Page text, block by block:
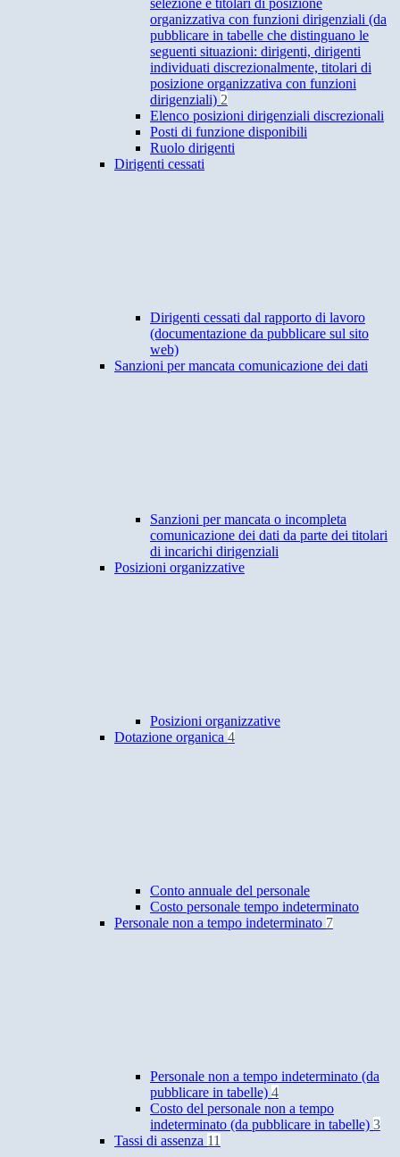
selezione e titolari di posizione
organizzativa con funzioni dirigenziali (da
pubblicare in tabelle che distinguano le
seguenti situazioni: dirigenti, dirigenti
individuati discrezionalmente, titolari di
posizione organizzativa con funzioni
dirigenziali) 2
Elenco posizioni dirigenziali discrezionali
Posti di funzione disponibili
Ruolo dirigenti
Dirigenti cessati
Dirigenti cessati dal rapporto di lavoro
(documentazione da pubblicare sul sito
web)
Sanzioni per mancata comunicazione dei dati
Sanzioni per mancata o incompleta
comunicazione dei dati da parte dei titolari
di incarichi dirigenziali
Posizioni organizzative
Posizioni organizzative
Dotazione organica 4
Conto annuale del personale
Costo personale tempo indeterminato
Personale non a tempo indeterminato 7
Personale non a tempo indeterminato (da
pubblicare in tabelle) 4
Costo del personale non a tempo
indeterminato (da pubblicare in tabelle) 3
Tassi di assenza 11